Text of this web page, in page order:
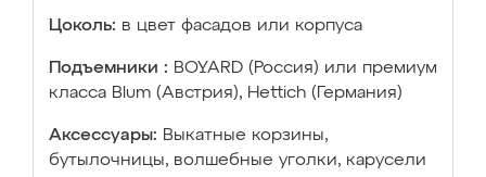
Цоколь: в цвет фасадов или корпуса
Подъемники : BOYARD (Россия) или премиум
класса Blum (Австрия), Hettich (Германия)
Аксессуары: Выкатные корзины,
бутылочницы, волшебные уголки, карусели